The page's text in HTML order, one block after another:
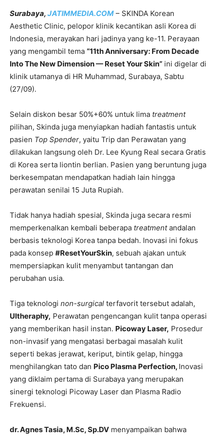
Surabaya, JATIMMEDIA.COM – SKINDA Korean
Aesthetic Clinic, pelopor klinik kecantikan asli Korea di
Indonesia, merayakan hari jadinya yang ke-11. Perayaan
yang mengambil tema “11th Anniversary: From Decade
Into The New Dimension — Reset Your Skin” ini digelar di
klinik utamanya di HR Muhammad, Surabaya, Sabtu
(27/09).
Selain diskon besar 50%+60% untuk lima treatment
pilihan, Skinda juga menyiapkan hadiah fantastis untuk
pasien Top Spender, yaitu Trip dan Perawatan yang
dilakukan langsung oleh Dr. Lee Kyung Real secara Gratis
di Korea serta liontin berlian. Pasien yang beruntung juga
berkesempatan mendapatkan hadiah lain hingga
perawatan senilai 15 Juta Rupiah.
Tidak hanya hadiah spesial, Skinda juga secara resmi
memperkenalkan kembali beberapa treatmentandalan
berbasis teknologi Korea tanpa bedah. Inovasi ini fokus
pada konsep #ResetYourSkin, sebuah ajakan untuk
mempersiapkan kulit menyambut tantangan dan
perubahan usia.
Tiga teknologi non-surgical terfavorit tersebut adalah,
Ultheraphy, Perawatan pengencangan kulit tanpa operasi
yang memberikan hasil instan. Picoway Laser, Prosedur
non-invasif yang mengatasi berbagai masalah kulit
seperti bekas jerawat, keriput, bintik gelap, hingga
menghilangkan tato dan Pico Plasma Perfection, Inovasi
yang diklaim pertama di Surabaya yang merupakan
sinergi teknologi Picoway Laser dan Plasma Radio
Frekuensi.
dr. Agnes Tasia, M.Sc, Sp.DV menyampaikan bahwa